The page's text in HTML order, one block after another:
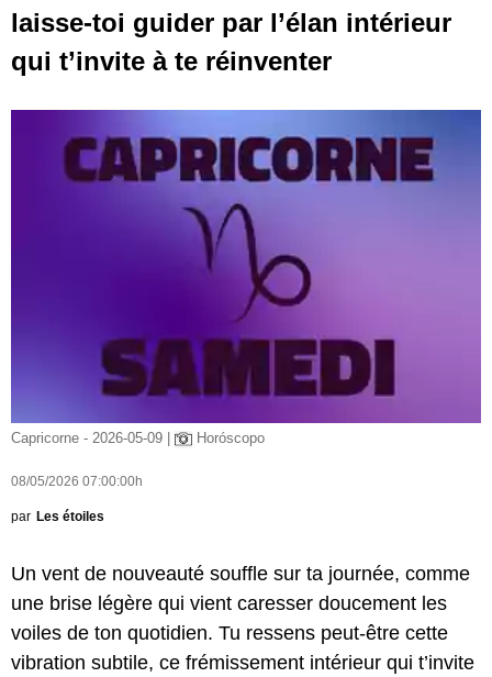
laisse-toi guider par l’élan intérieur
qui t’invite à te réinventer
Capricorne - 2026-05-09 | Horóscopo
08/05/2026 07:00:00h
par Les étoiles
Un vent de nouveauté souffle sur ta journée, comme
une brise légère qui vient caresser doucement les
voiles de ton quotidien. Tu ressens peut-être cette
vibration subtile, ce frémissement intérieur qui t’invite